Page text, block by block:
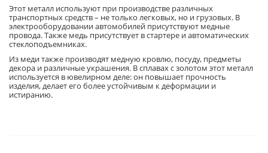
Этот металл используют при производстве различных
транспортных средств – не только легковых, но и грузовых. В
электрооборудовании автомобилей присутствуют медные
провода. Также медь присутствует в стартере и автоматических
стеклоподъемниках.
Из меди также производят медную кровлю, посуду, предметы
декора и различные украшения. В сплавах с золотом этот металл
используется в ювелирном деле: он повышает прочность
изделия, делает его более устойчивым к деформации и
истиранию.